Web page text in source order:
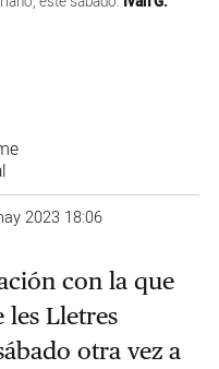
2023 18:06
con la que
les Lletres
otra vez a